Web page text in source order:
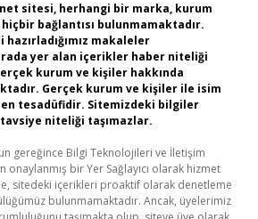
sitesi, herhangi bir marka, kurum
bağlantısı bulunmamaktadır.
makaleler
yer alan içerikler haber niteliği
kurum ve kişiler hakkında
Gerçek kurum ve kişiler ile isim
tesadüfidir. Sitemizdeki bilgiler
niteliği taşımazlar.
gereğince Bilgi Teknolojileri ve İletişim
onaylanmış bir Yer Sağlayıcı olarak hizmet
sitedeki içerikleri proaktif olarak denetleme
bulunmamaktadır. Ancak, üyelerimiz